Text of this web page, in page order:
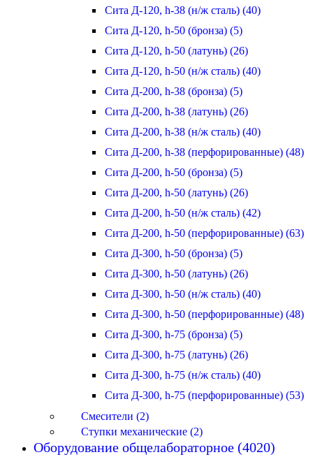
Сита Д-120, h-38 (н/ж сталь) (40)
Сита Д-120, h-50 (бронза) (5)
Сита Д-120, h-50 (латунь) (26)
Сита Д-120, h-50 (н/ж сталь) (40)
Сита Д-200, h-38 (бронза) (5)
Сита Д-200, h-38 (латунь) (26)
Сита Д-200, h-38 (н/ж сталь) (40)
Сита Д-200, h-38 (перфорированные) (48)
Сита Д-200, h-50 (бронза) (5)
Сита Д-200, h-50 (латунь) (26)
Сита Д-200, h-50 (н/ж сталь) (42)
Сита Д-200, h-50 (перфорированные) (63)
Сита Д-300, h-50 (бронза) (5)
Сита Д-300, h-50 (латунь) (26)
Сита Д-300, h-50 (н/ж сталь) (40)
Сита Д-300, h-50 (перфорированные) (48)
Сита Д-300, h-75 (бронза) (5)
Сита Д-300, h-75 (латунь) (26)
Сита Д-300, h-75 (н/ж сталь) (40)
Сита Д-300, h-75 (перфорированные) (53)
Смесители (2)
Ступки механические (2)
Оборудование общелабораторное (4020)